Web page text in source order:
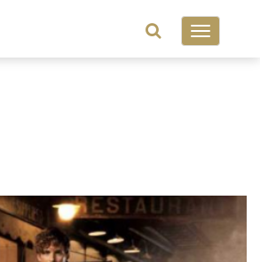
Toggle